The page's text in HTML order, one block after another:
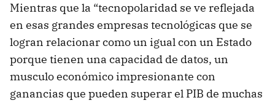
Mientras que la “tecnopolaridad se ve reflejada
en esas grandes empresas tecnológicas que se
logran relacionar como un igual con un Estado
porque tienen una capacidad de datos, un
musculo económico impresionante con
ganancias que pueden superar el PIB de muchas